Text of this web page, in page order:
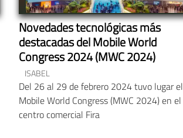
Novedades tecnológicas más
destacadas del Mobile World
Congress 2024 (MWC 2024)
ISABEL
Del 26 al 29 de febrero 2024 tuvo lugar el
Mobile World Congress (MWC 2024) en el
centro comercial Fira